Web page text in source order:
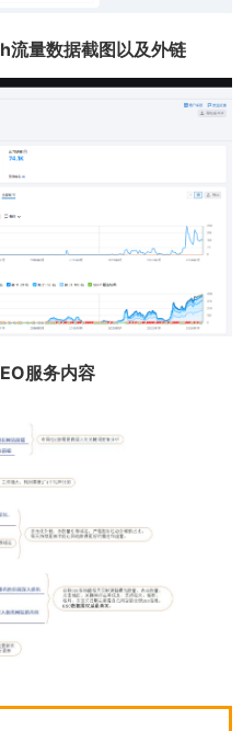
量数据截图以及外链
服务内容